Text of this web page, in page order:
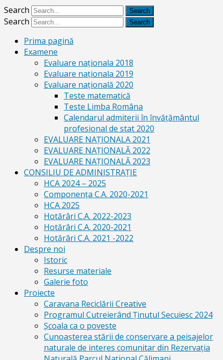
Search
Search
Prima pagină
Examene
Evaluare naționala 2018
Evaluare naționala 2019
Evaluare națională 2020
Teste matematică
Teste Limba Româna
Calendarul admiterii în învăţământul
profesional de stat 2020
EVALUARE NAȚIONALA 2021
EVALUARE NAŢIONALĂ 2022
EVALUARE NAŢIONALĂ 2023
CONSILIU DE ADMINISTRAȚIE
HCA 2024 – 2025
Componența C.A. 2020-2021
HCA 2025
Hotărâri C.A. 2022-2023
Hotărâri C.A. 2020-2021
Hotărâri C.A. 2021 -2022
Despre noi
Istoric
Resurse materiale
Galerie foto
Proiecte
Caravana Reciclării Creative
Programul Cutreierând Ținutul Secuiesc 2024
Școala ca o poveste
Cunoaşterea stării de conservare a peisajelor
naturale de interes comunitar din Rezervaţia